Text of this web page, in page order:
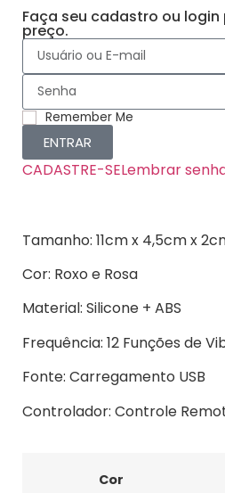
Faça seu cadastro ou login
preço.
Remember Me
ENTRAR
CADASTRE-SELembrar
Tamanho: 11cm x 4,5cm x
Cor: Roxo e Rosa
Material: Silicone + ABS
Frequência: 12 Funções de
Fonte: Carregamento USB
Controlador: Controle
Cor